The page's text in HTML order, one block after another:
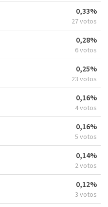
0,33%
27 votos
0,28%
6 votos
0,25%
23 votos
0,16%
4 votos
0,16%
5 votos
0,14%
2 votos
0,12%
3 votos